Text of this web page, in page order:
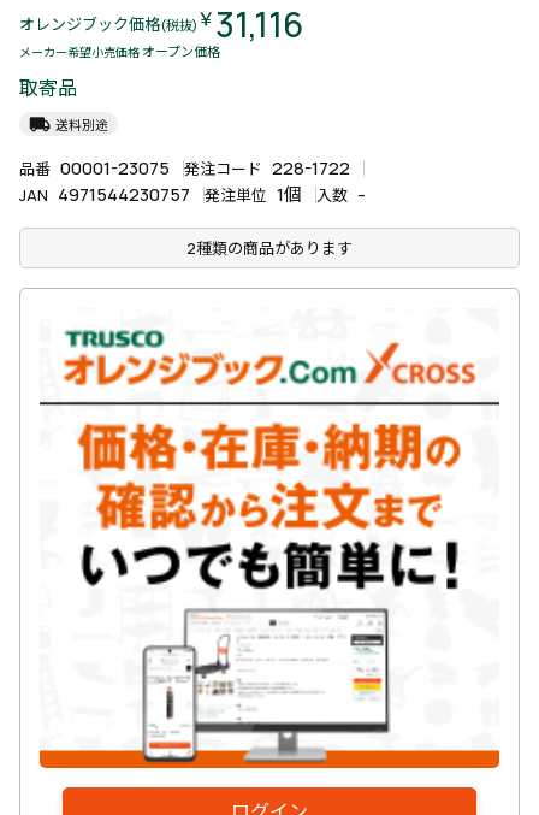
オレンジブック価格(税抜) ￥31,116
メーカー希望小売価格 オープン価格
取寄品
local_shipping 送料別途
品番 00001-23075 発注コード 228-1722
JAN 4971544230757 発注単位 1個 入数 -
2種類の商品があります